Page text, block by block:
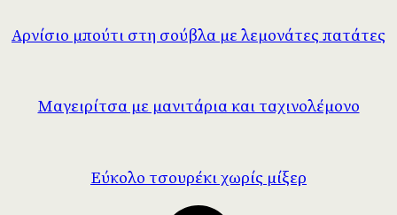
Αρνίσιο μπούτι στη σούβλα με λεμονάτες πατάτες
Μαγειρίτσα με μανιτάρια και ταχινολέμονο
Εύκολο τσουρέκι χωρίς μίξερ